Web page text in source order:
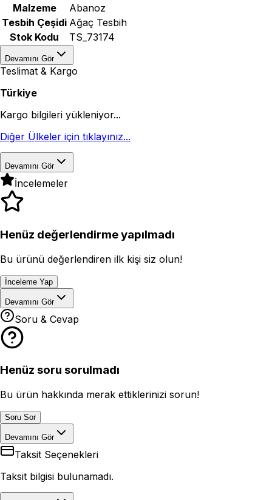
Malzeme
Abanoz
Tesbih Çeşidi Ağaç Tesbih
Stok Kodu
TS_73174
Devamını Gör
Teslimat & Kargo
Türkiye
Kargo bilgileri yükleniyor...
Diğer Ülkeler için tıklayınız...
Devamını Gör
İncelemeler
Henüz değerlendirme yapılmadı
Bu ürünü değerlendiren ilk kişi siz olun!
İnceleme Yap
Devamını Gör
Soru & Cevap
Henüz soru sorulmadı
Bu ürün hakkında merak ettiklerinizi sorun!
Soru Sor
Devamını Gör
Taksit Seçenekleri
Taksit bilgisi bulunamadı.